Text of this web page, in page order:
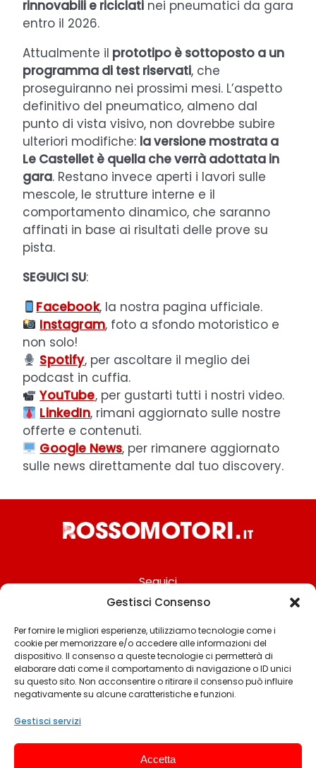
Gestisci Consenso
Per fornire le migliori esperienze, utilizziamo tecnologie come i
cookie per memorizzare e/o accedere alle informazioni del
dispositivo. Il consenso a queste tecnologie ci permetterà di
elaborare dati come il comportamento di navigazione o ID unici
su questo sito. Non acconsentire o ritirare il consenso può influire
negativamente su alcune caratteristiche e funzioni.
Gestisci servizi
Accetta
rinnovabili e riciclati nei pneumatici da gara
entro il 2026.
Attualmente il prototipo è sottoposto a un
programma di test riservati, che
proseguiranno nei prossimi mesi. L’aspetto
definitivo del pneumatico, almeno dal
punto di vista visivo, non dovrebbe subire
ulteriori modifiche: la versione mostrata a
Le Castellet è quella che verrà adottata in
gara. Restano invece aperti i lavori sulle
mescole, le strutture interne e il
comportamento dinamico, che saranno
affinati in base ai risultati delle prove su
pista.
SEGUICI SU:
Facebook, la nostra pagina ufficiale.
Instagram, foto a sfondo motoristico e
non solo!
Spotify, per ascoltare il meglio dei
podcast in cuffia.
YouTube, per gustarti tutti i nostri video.
LinkedIn, rimani aggiornato sulle nostre
offerte e contenuti.
Google News, per rimanere aggiornato
sulle news direttamente dal tuo discovery.
Seguici
Chi siamo
Contattaci
Termini & Condizioni
Privacy policy